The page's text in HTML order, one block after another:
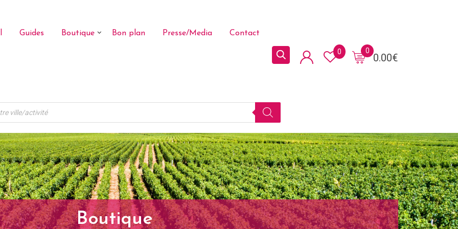
Guides Boutique Bon plan Presse/Media Contact
0.00€
0
0
Boutique